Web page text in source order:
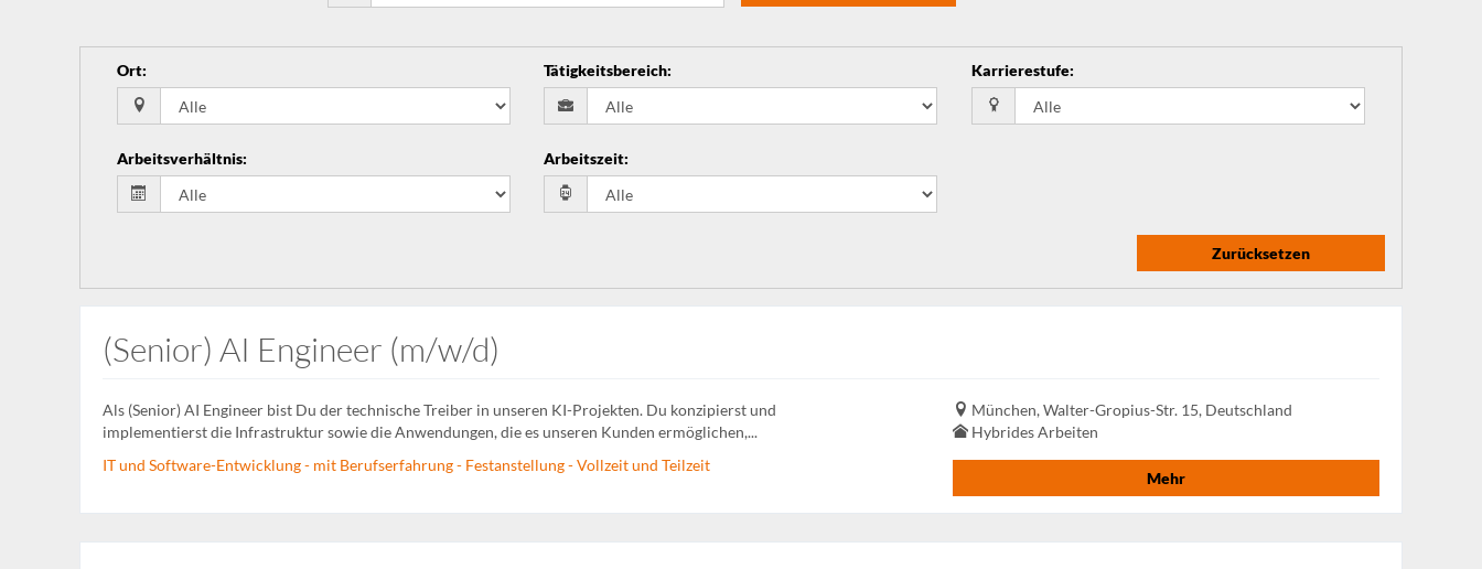
Ort: Tätigkeitsbereich: Karrierestufe:
Arbeitsverhältnis: Arbeitszeit:
Zurücksetzen
(Senior) AI Engineer (m/w/d)
Als (Senior) AI Engineer bist Du der technische Treiber in unseren KI-Projekten. Du konzipierst und
implementierst die Infrastruktur sowie die Anwendungen, die es unseren Kunden ermöglichen,...
IT und Software-Entwicklung - mit Berufserfahrung - Festanstellung - Vollzeit und Teilzeit
München, Walter-Gropius-Str. 15, Deutschland
Hybrides Arbeiten
Mehr